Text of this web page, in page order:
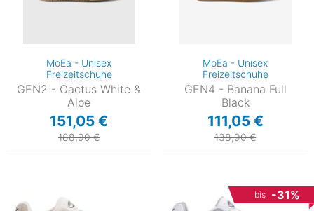
MoEa - Unisex
Freizeitschuhe
GEN2 - Cactus White &
Aloe
151,05 €
188,90 €
MoEa - Unisex
Freizeitschuhe
GEN4 - Banana Full
Black
111,05 €
138,90 €
bis -31%